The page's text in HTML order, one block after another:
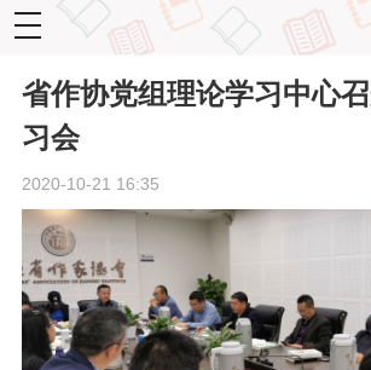
toggle
navigation
省作协党组理论学习中心
习会
2020-10-21 16:35